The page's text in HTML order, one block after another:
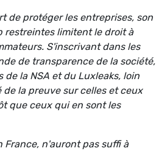
de protéger les entreprises, son
restreintes limitent le droit à
S'inscrivant dans les
de transparence de la société,
la NSA et du Luxleaks, loin
la preuve sur celles et ceux
que ceux qui en sont les
n'auront pas suffi à